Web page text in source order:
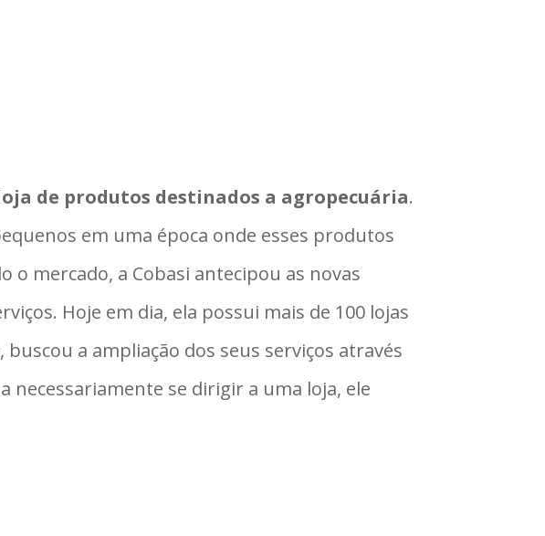
de produtos destinados a agropecuária.
em uma época onde esses produtos
mercado, a Cobasi antecipou as novas
Hoje em dia, ela possui mais de 100 lojas
a ampliação dos seus serviços através
necessariamente se dirigir a uma loja, ele